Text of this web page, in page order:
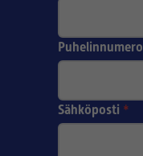
Puhelinnumero
Sähköposti *